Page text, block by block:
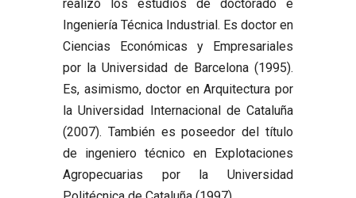
realizó los estudios de doctorado e
Ingeniería Técnica Industrial. Es doctor en
Ciencias Económicas y Empresariales
por la Universidad de Barcelona (1995).
Es, asimismo, doctor en Arquitectura por
la Universidad Internacional de Cataluña
(2007). También es poseedor del título
de ingeniero técnico en Explotaciones
Agropecuarias por la Universidad